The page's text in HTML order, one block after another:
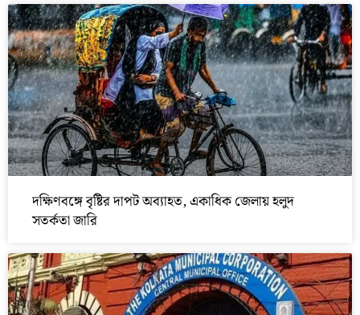
দক্ষিণবঙ্গে বৃষ্টির দাপট অব্যাহত, একাধিক জেলায় হলুদ
সতর্কতা জারি